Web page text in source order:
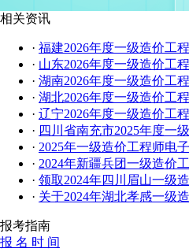
相关资讯
· 福建2026年度一级造价工
· 山东2026年度一级造价工
· 湖南2026年度一级造价工
· 湖北2026年度一级造价工
· 辽宁2026年度一级造价工
· 四川省南充市2025年度一
· 2025年一级造价工程师电
· 2024年新疆兵团一级造价
· 领取2024年四川眉山一级
· 关于2024年湖北孝感一级
报考指南
报 名 时 间